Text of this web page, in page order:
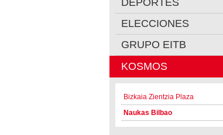
DEPORTES
ELECCIONES
GRUPO EITB
KOSMOS
Bizkaia Zientzia Plaza
Naukas Bilbao